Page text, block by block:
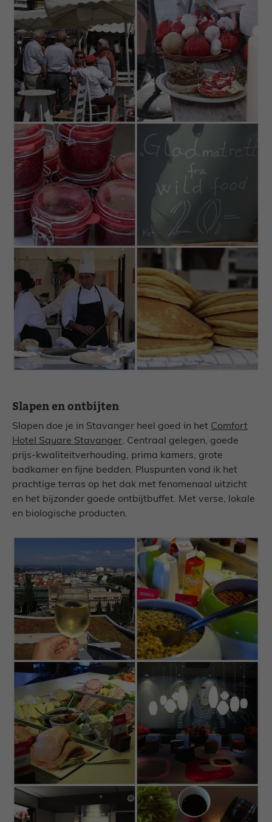
Slapen en ontbijten
Slapen doe je in Stavanger heel goed in het Comfort
Hotel Square Stavanger. Centraal gelegen, goede
prijs-kwaliteitverhouding, prima kamers, grote
badkamer en fijne bedden. Pluspunten vond ik het
prachtige terras op het dak met fenomenaal uitzicht
en het bijzonder goede ontbijtbuffet. Met verse, lokale
en biologische producten.